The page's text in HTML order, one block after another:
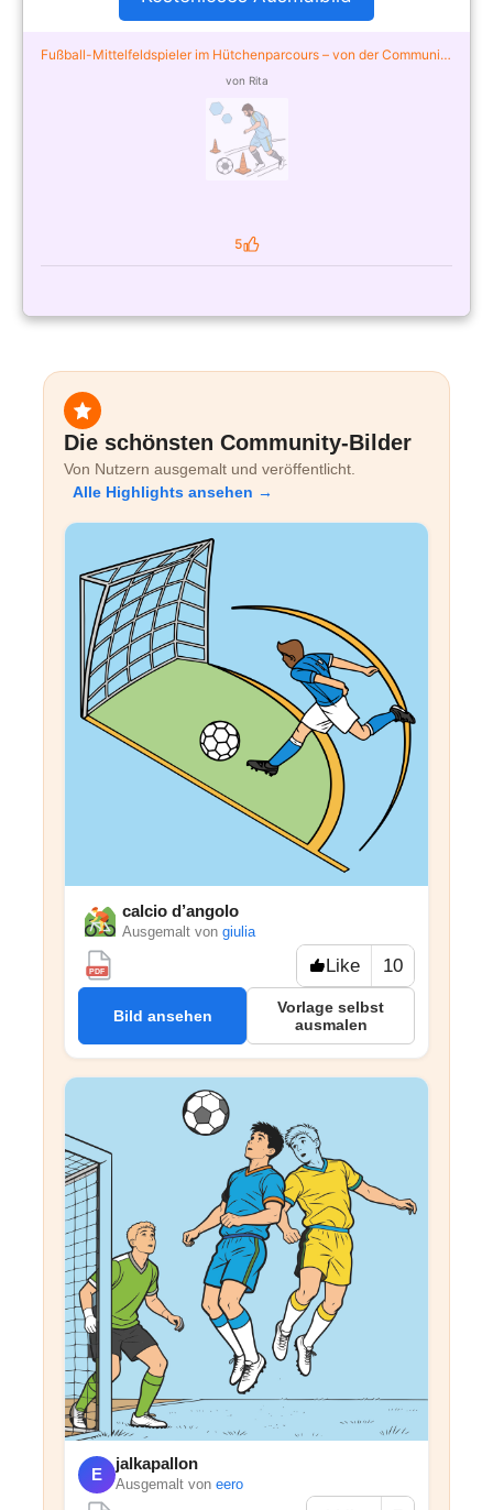
Fußball-Mittelfeldspieler im Hütchenparcours – von der Community
von Rita
5
Likes
Die schönsten Community-Bilder
Von Nutzern ausgemalt und veröffentlicht.
Alle Highlights ansehen →
calcio d’angolo
Ausgemalt von giulia
PDF Like 10
Bild ansehen
Vorlage selbst
ausmalen
E
jalkapallon
Ausgemalt von eero